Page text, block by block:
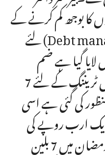
کا بوجھ کم کرنے کے
لئے (Debt managment fund)ڈیبٹ
لایا گیا ہے ضم
اضلاع میں پولیس کی ٹیکنکل ٹریننگ کے لئے 7
کی گئی ہے اسی
ارب روپے کی
منظوری دی گئی ہے اور رمضان میں 7 بلین